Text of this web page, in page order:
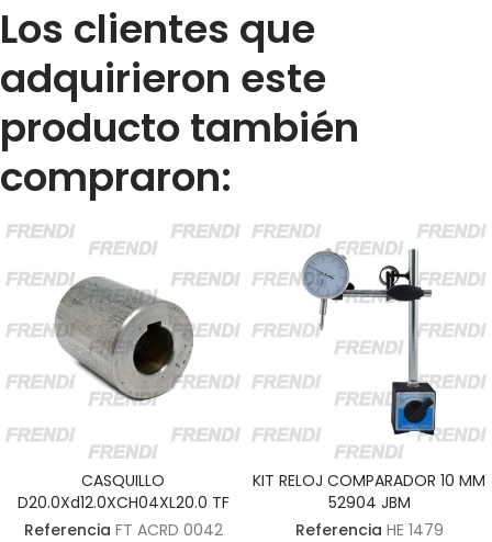
Los clientes que
adquirieron este
producto también
compraron:
CASQUILLO
D20.0Xd12.0XCH04XL20.0 TF
Referencia FT ACRD 0042
KIT RELOJ COMPARADOR 10 MM
52904 JBM
Referencia HE 1479